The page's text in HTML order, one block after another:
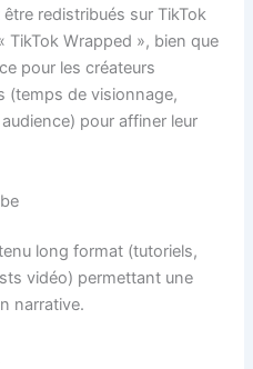
être redistribués sur TikTok
TikTok Wrapped », bien que
pour les créateurs
(temps de visionnage,
pour affiner leur
long format (tutoriels,
vidéo) permettant une
narrative.